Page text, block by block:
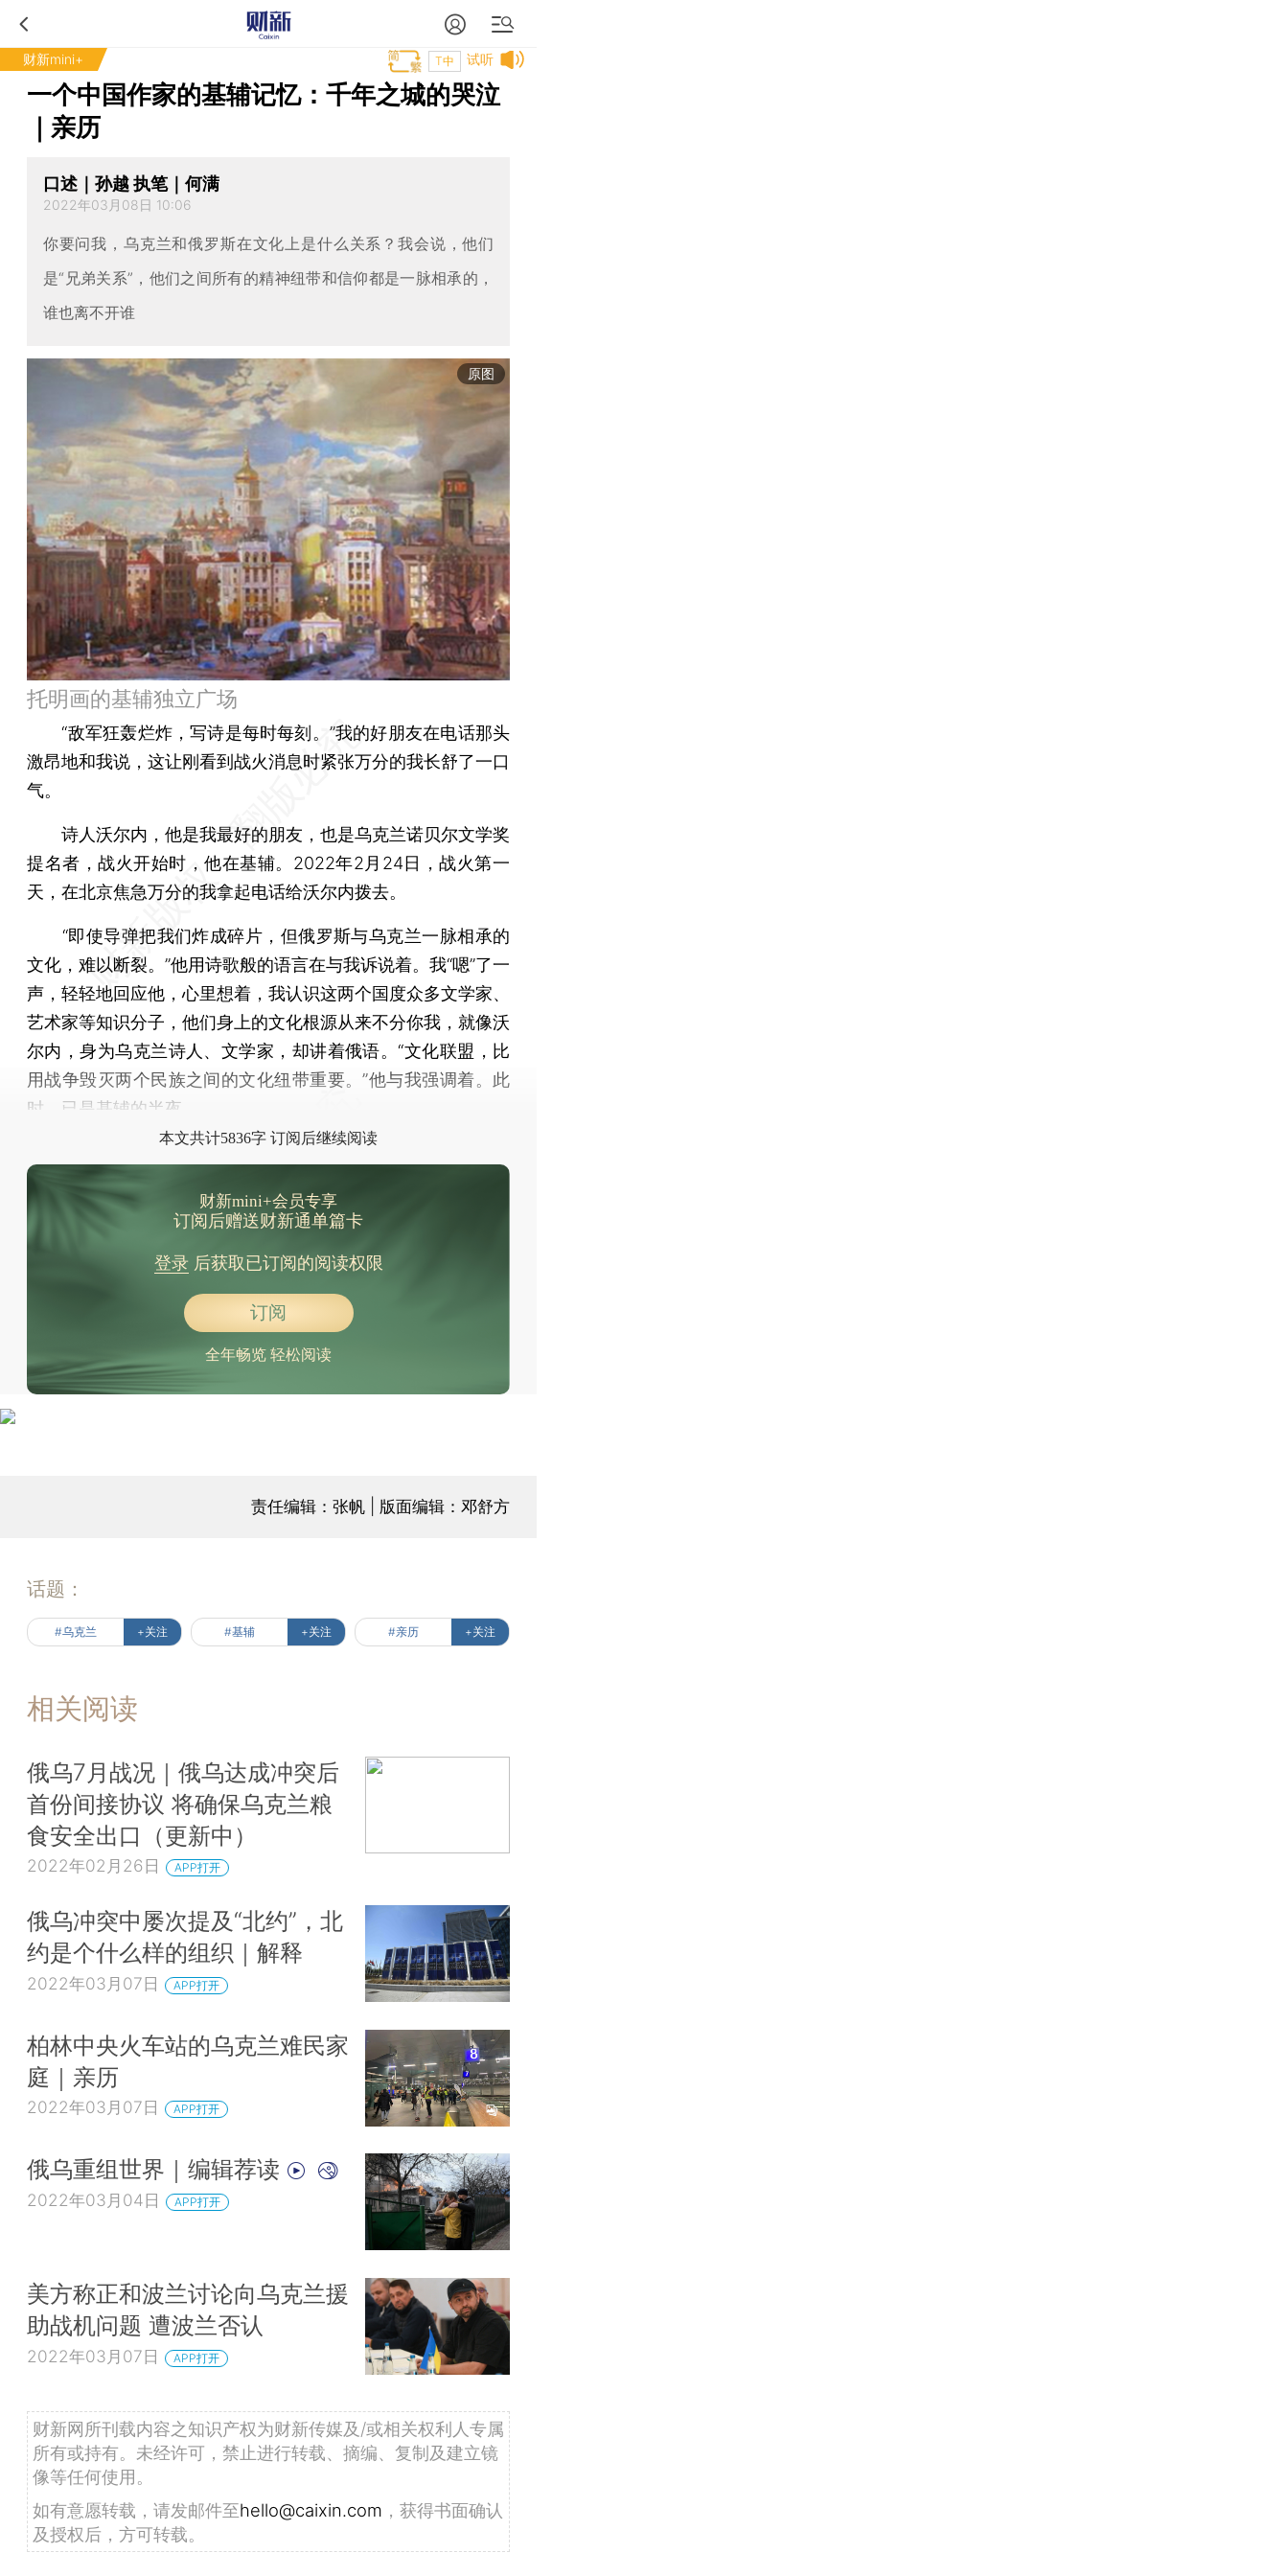
财新mini+ 试听
T中
一个中国作家的基辅记忆：千年之城的哭泣
｜亲历
口述｜孙越 执笔｜何满
2022年03月08日 10:06
你要问我，乌克兰和俄罗斯在文化上是什么关系？我会说，他们
是“兄弟关系”，他们之间所有的精神纽带和信仰都是一脉相承的，
谁也离不开谁
原图
托明画的基辅独立广场
“敌军狂轰烂炸，写诗是每时每刻。”我的好朋友在电话那头
激昂地和我说，这让刚看到战火消息时紧张万分的我长舒了一口
气。
诗人沃尔内，他是我最好的朋友，也是乌克兰诺贝尔文学奖
提名者，战火开始时，他在基辅。2022年2月24日，战火第一
天，在北京焦急万分的我拿起电话给沃尔内拨去。
“即使导弹把我们炸成碎片，但俄罗斯与乌克兰一脉相承的
文化，难以断裂。”他用诗歌般的语言在与我诉说着。我“嗯”了一
声，轻轻地回应他，心里想着，我认识这两个国度众多文学家、
艺术家等知识分子，他们身上的文化根源从来不分你我，就像沃
尔内，身为乌克兰诗人、文学家，却讲着俄语。“文化联盟，比
用战争毁灭两个民族之间的文化纽带重要。”他与我强调着。此
时，已是基辅的半夜。
本文共计5836字 订阅后继续阅读
财新mini+会员专享
订阅后赠送财新通单篇卡
登录后获取已订阅的阅读权限
订阅
全年畅览 轻松阅读
责任编辑：张帆 | 版面编辑：邓舒方
话题：
#乌克兰 +关注 #基辅 +关注 #亲历 +关注
相关阅读
俄乌7月战况｜俄乌达成冲突后
首份间接协议 将确保乌克兰粮
食安全出口（更新中）
2022年02月26日 APP打开
俄乌冲突中屡次提及“北约”，北
约是个什么样的组织｜解释
2022年03月07日 APP打开
柏林中央火车站的乌克兰难民家
庭｜亲历
2022年03月07日 APP打开
俄乌重组世界｜编辑荐读
2022年03月04日 APP打开
美方称正和波兰讨论向乌克兰援
助战机问题 遭波兰否认
2022年03月07日 APP打开
财新网所刊载内容之知识产权为财新传媒及/或相关权利人专属
所有或持有。未经许可，禁止进行转载、摘编、复制及建立镜
像等任何使用。
如有意愿转载，请发邮件至hello@caixin.com ，获得书面确认
及授权后，方可转载。